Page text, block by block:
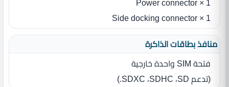
Side docking connector × 1
منافذ بطاقات الذاكرة
فتحة SIM‏ واحدة خارجية
(تدعم SD‏، SDHC‏، SDXC‏.)